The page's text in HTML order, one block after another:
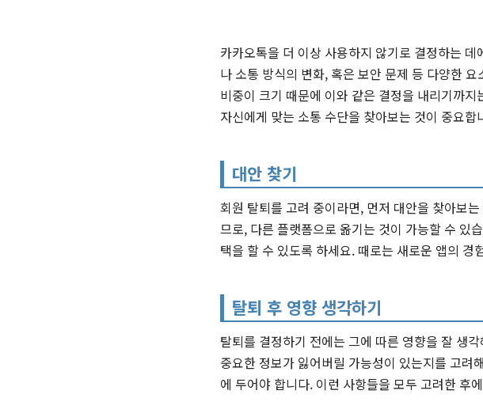
카카오톡을 더 이상 사용하지 않기로 결정하는
나 소통 방식의 변화, 혹은 보안 문제 등 다양한
비중이 크기 때문에 이와 같은 결정을 내리기까
자신에게 맞는 소통 수단을 찾아보는 것이 중요합
대안 찾기
회원 탈퇴를 고려 중이라면, 먼저 대안을 찾아보
므로, 다른 플랫폼으로 옮기는 것이 가능할 수 있
택을 할 수 있도록 하세요. 때로는 새로운 앱의
탈퇴 후 영향 생각하기
탈퇴를 결정하기 전에는 그에 따른 영향을 잘 생
중요한 정보가 잃어버릴 가능성이 있는지를 고려
에 두어야 합니다. 이런 사항들을 모두 고려한 후